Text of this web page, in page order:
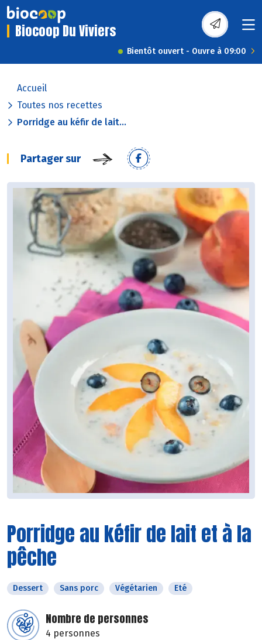
Biocoop Du Viviers
Bientôt ouvert - Ouvre à 09:00
Accueil
Toutes nos recettes
Porridge au kéfir de lait...
Partager sur
Porridge au kéfir de lait et à la
pêche
Dessert Sans porc Végétarien Eté
Nombre de personnes
4 personnes